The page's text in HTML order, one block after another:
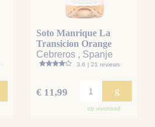
Soto Manrique La
Transicion Orange
Cebreros , Spanje
3.6 | 21 reviews
€ 11,99 g
op voorraad